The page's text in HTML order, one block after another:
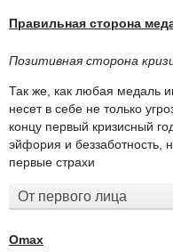
Правильная сторона
Позитивная сторона
Так же, как любая медаль
несет в себе не только
концу первый кризисный
эйфория и беззаботность,
первые страхи
От первого лица
Omax